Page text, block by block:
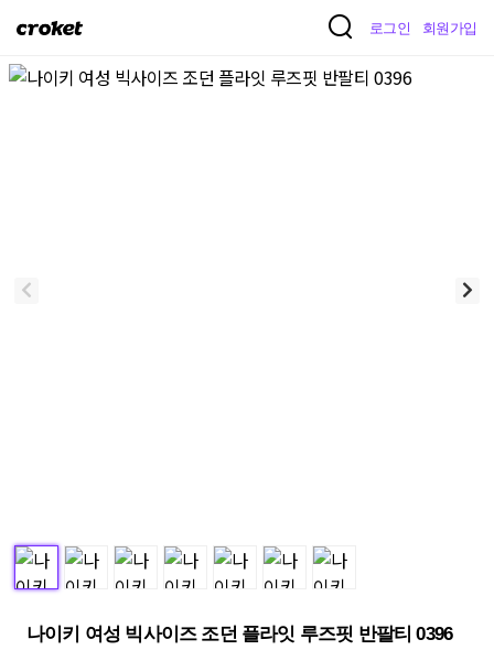
크
켓
로그인 회원가입
나이키 여성 빅사이즈 조던 플라잇 루즈핏 반팔티 0396